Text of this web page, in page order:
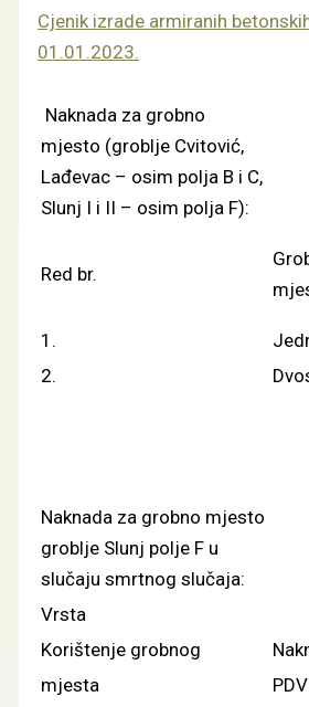
Cjenik izrade armiranih
01.01.2023.
Naknada za grobno
mjesto (groblje Cvitović,
Lađevac – osim polja B i C,
Slunj I i II – osim polja F):
Red br.
1.
2.
Naknada za grobno mjesto
groblje Slunj polje F u
slučaju smrtnog slučaja:
Vrsta
Korištenje grobnog
mjesta